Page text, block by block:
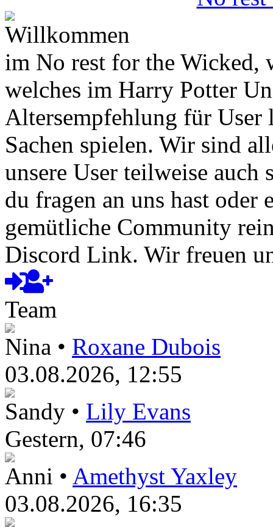
Willkommen
im No rest for the Wicked,
welches im Harry Potter
Altersempfehlung für User
Sachen spielen. Wir sind
unsere User teilweise
du fragen an uns hast oder
gemütliche Community
Discord Link. Wir freuen
Team
Nina • Roxane Dubois
03.08.2026, 12:55
Sandy • Lily Evans
Gestern, 07:46
Anni • Amethyst Yaxley
03.08.2026, 16:35